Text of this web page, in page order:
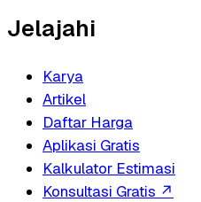
Jelajahi
Karya
Artikel
Daftar Harga
Aplikasi Gratis
Kalkulator Estimasi
Konsultasi Gratis ↗